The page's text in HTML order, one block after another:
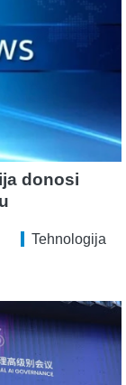
donosi
Tehnologija